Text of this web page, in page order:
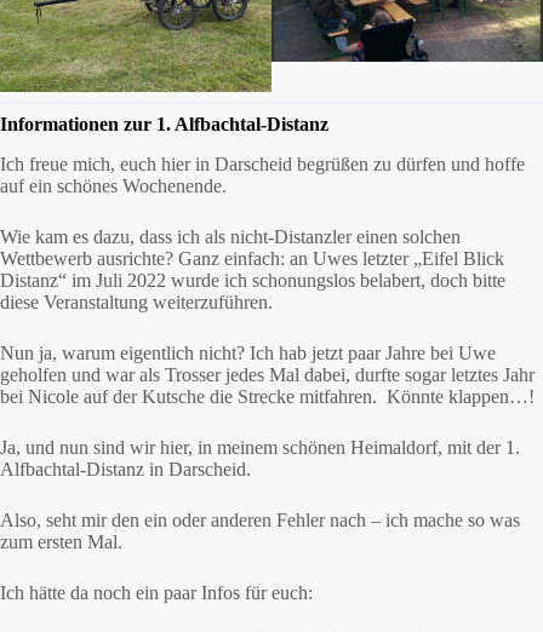
Informationen zur 1. Alfbachtal-Distanz
Ich freue mich, euch hier in Darscheid begrüßen zu dürfen und hoffe
auf ein schönes Wochenende.
Wie kam es dazu, dass ich als nicht-Distanzler einen solchen
Wettbewerb ausrichte? Ganz einfach: an Uwes letzter „Eifel Blick
Distanz“ im Juli 2022 wurde ich schonungslos belabert, doch bitte
diese Veranstaltung weiterzuführen.
Nun ja, warum eigentlich nicht? Ich hab jetzt paar Jahre bei Uwe
geholfen und war als Trosser jedes Mal dabei, durfte sogar letztes Jahr
bei Nicole auf der Kutsche die Strecke mitfahren. Könnte klappen…!
Ja, und nun sind wir hier, in meinem schönen Heimaldorf, mit der 1.
Alfbachtal-Distanz in Darscheid.
Also, seht mir den ein oder anderen Fehler nach – ich mache so was
zum ersten Mal.
Ich hätte da noch ein paar Infos für euch: